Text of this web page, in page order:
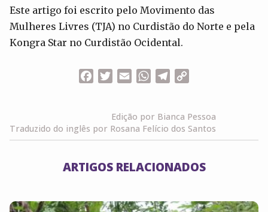
Este artigo foi escrito pelo Movimento das
Mulheres Livres (TJA) no Curdistão do Norte e pela
Kongra Star no Curdistão Ocidental.
FacebookTwitterEmailWhatsApp
Telegram
Edição por Bianca Pessoa
Traduzido do inglês por Rosana Felício dos Santos
ARTIGOS RELACIONADOS